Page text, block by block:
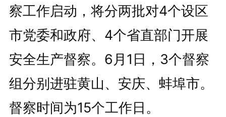
察工作启动，将分两批对4个设区
市党委和政府、4个省直部门开展
安全生产督察。6月1日，3个督察
组分别进驻黄山、安庆、蚌埠市。
督察时间为15个工作日。